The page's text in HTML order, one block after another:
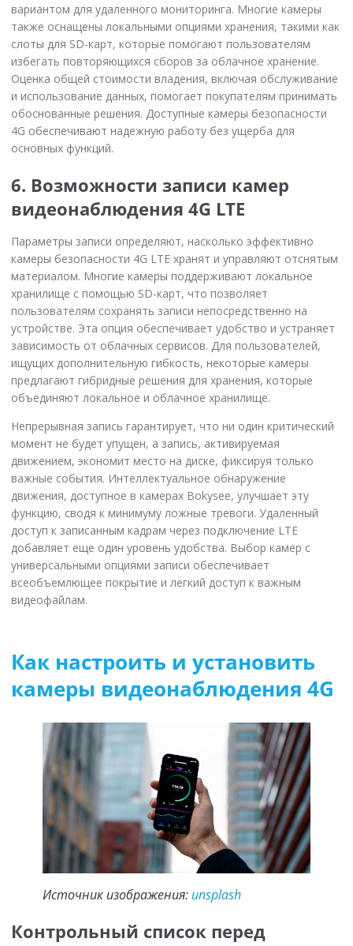
вариантом для удаленного мониторинга. Многие камеры
также оснащены локальными опциями хранения, такими как
слоты для SD-карт, которые помогают пользователям
избегать повторяющихся сборов за облачное хранение.
Оценка общей стоимости владения, включая обслуживание
и использование данных, помогает покупателям принимать
обоснованные решения. Доступные камеры безопасности
4G обеспечивают надежную работу без ущерба для
основных функций.
6. Возможности записи камер
видеонаблюдения 4G LTE
Параметры записи определяют, насколько эффективно
камеры безопасности 4G LTE хранят и управляют отснятым
материалом. Многие камеры поддерживают локальное
хранилище с помощью SD-карт, что позволяет
пользователям сохранять записи непосредственно на
устройстве. Эта опция обеспечивает удобство и устраняет
зависимость от облачных сервисов. Для пользователей,
ищущих дополнительную гибкость, некоторые камеры
предлагают гибридные решения для хранения, которые
объединяют локальное и облачное хранилище.
Непрерывная запись гарантирует, что ни один критический
момент не будет упущен, а запись, активируемая
движением, экономит место на диске, фиксируя только
важные события. Интеллектуальное обнаружение
движения, доступное в камерах Bokysee, улучшает эту
функцию, сводя к минимуму ложные тревоги. Удаленный
доступ к записанным кадрам через подключение LTE
добавляет еще один уровень удобства. Выбор камер с
универсальными опциями записи обеспечивает
всеобъемлющее покрытие и легкий доступ к важным
видеофайлам.
Как настроить и установить
камеры видеонаблюдения 4G
Источник изображения: unsplash
Контрольный список перед